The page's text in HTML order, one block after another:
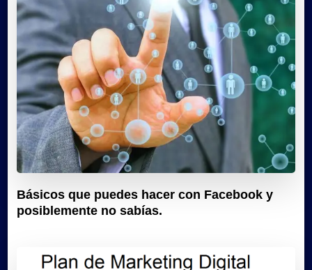
Básicos que puedes hacer con Facebook y
posiblemente no sabías.